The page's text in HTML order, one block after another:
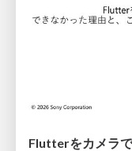
Flutterをカメラ